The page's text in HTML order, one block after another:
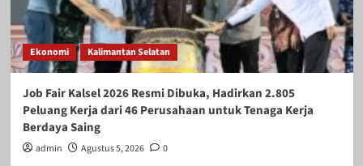
Ekonomi Kalimantan Selatan
Job Fair Kalsel 2026 Resmi Dibuka, Hadirkan 2.805
Peluang Kerja dari 46 Perusahaan untuk Tenaga Kerja
Berdaya Saing
admin Agustus 5, 2026 0